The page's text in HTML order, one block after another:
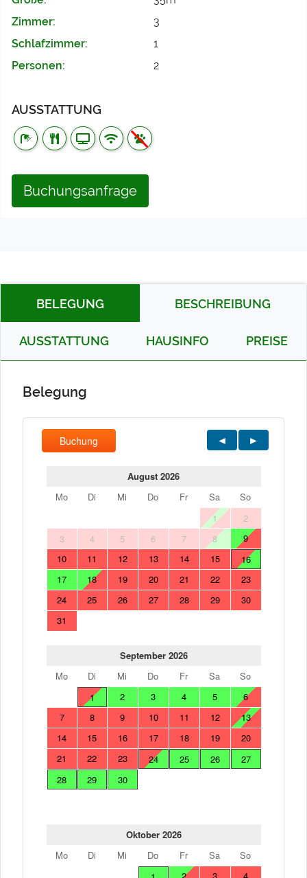
Zimmer:
3
Schlafzimmer:
1
Personen:
2
AUSSTATTUNG
Buchungsanfrage
BELEGUNG BESCHREIBUNG
AUSSTATTUNG HAUSINFO PREISE
Belegung